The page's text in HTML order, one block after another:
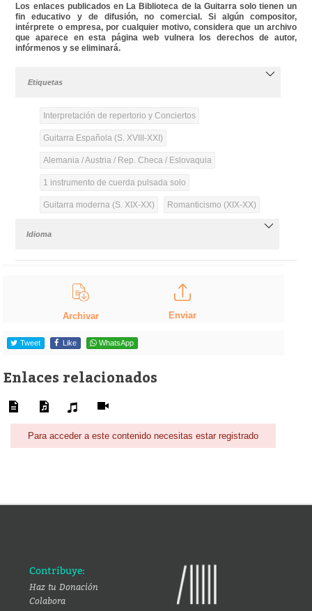
Los enlaces publicados en La Biblioteca de la Guitarra solo tienen un
fin educativo y de difusión, no comercial. Si algún compositor,
intérprete o empresa, por cualquier motivo, considera que un archivo
que aparece en esta página web vulnera los derechos de autor,
infórmenos y se eliminará.
Etiquetas
Interpretación de repertorio y Conciertos
Guitarra Española (S. XVIII-XXI)
Alemania / Austria / Rep. Checa / Eslovaquia
1 instrumento de cuerda pulsada solo
Guitarra moderna (S. XIX-XX) Romanticismo (XIX-XX)
Idioma
Archivar Enviar
Tweet Like WhatsApp
Enlaces relacionados
Para acceder a este contenido necesitas estar registrado
Contribuye:
Haz tu Donación
Colabora